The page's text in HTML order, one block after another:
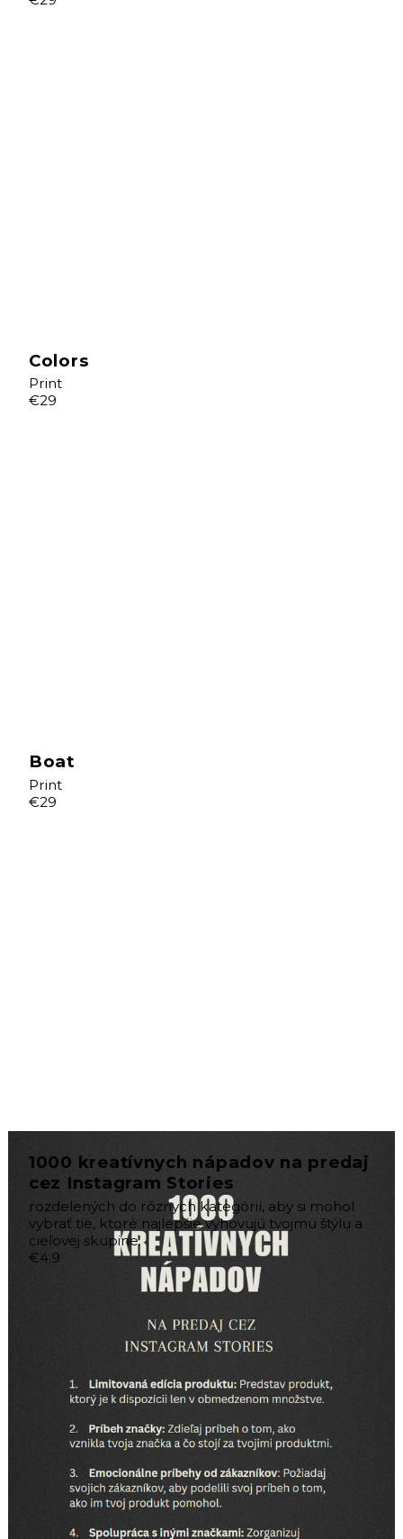
Colors
Print
€29
Boat
Print
€29
1000 kreatívnych nápadov na predaj
cez Instagram Stories
rozdelených do rôznych kategórií, aby si mohol
vybrať tie, ktoré najlepšie vyhovujú tvojmu štýlu a
cieľovej skupine.
€4.9